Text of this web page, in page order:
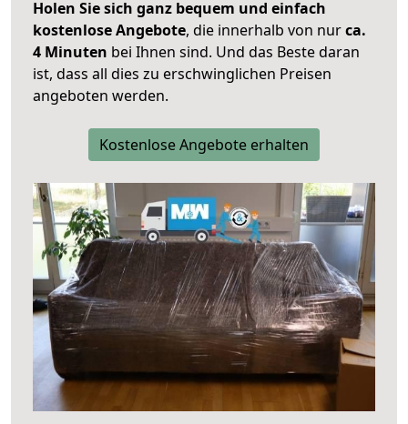
Holen Sie sich ganz bequem und einfach
kostenlose Angebote, die innerhalb von nurca.
4 Minuten bei Ihnen sind. Und das Beste daran
ist, dass all dies zu erschwinglichen Preisen
angeboten werden.
Kostenlose Angebote erhalten